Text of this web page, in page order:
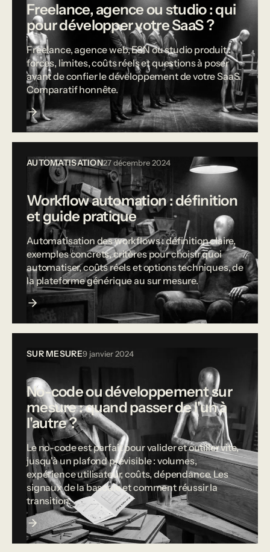
Freelance, agence ou studio : qui
pour développer votre SaaS ?
Freelance, agence web, ESN ou studio produit :
forces, limites, coûts réels et questions à poser
avant de confier le développement de votre SaaS.
Comparatif honnête.
AUTOMATISATION27 décembre 2024
Workflow automation : définition
et guide pratique
Automatisation des workflows : définition claire,
exemples concrets, critères pour choisir quoi
automatiser, coûts réels et options techniques, de
la plateforme générique au sur mesure.
SUR MESURE9 janvier 2024
No-code ou développement sur
mesure : quand passer de l'un à
l'autre ?
Le no-code est parfait pour valider et outiller vite,
jusqu'à un plafond prévisible : volumes,
expérience utilisateur, coûts, dépendance. Les
signaux de la bascule et comment réussir la
transition.